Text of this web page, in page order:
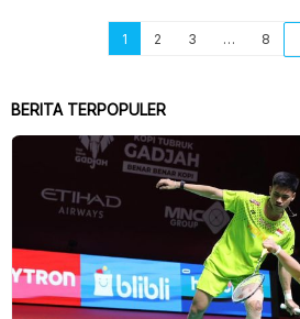
1 2 3 … 8
BERITA TERPOPULER